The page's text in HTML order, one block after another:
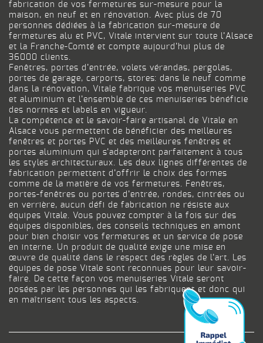
fabrication de vos fermetures sur-mesure pour la
maison, en neuf et en rénovation. Avec plus de 70
personnes dédiées à la fabrication sur-mesure de
fermetures alu et PVC, Vitale intervient sur toute l’Alsace
et la Franche-Comté et compte aujourd’hui plus de
36000 clients.
Fenêtres, portes d’entrée, volets vérandas, pergolas,
portes de garage, carports, stores: dans le neuf comme
dans la rénovation, Vitale fabrique vos menuiseries PVC
et aluminium et l’ensemble de ces menuiseries bénéficie
des normes et labels en vigueur.
La compétence et le savoir-faire artisanal de Vitale en
Alsace vous permettent de bénéficier des meilleures
fenêtres et portes PVC et des meilleures fenêtres et
portes aluminium qui s’adapteront parfaitement à tous
les styles architecturaux. Les deux lignes différentes de
fabrication permettent d’offrir le choix des formes
comme de la matière de vos fermetures. Fenêtres,
portes-fenêtres ou portes d’entrée, rondes, cintrées ou
en verrière, aucun défi de fabrication ne résiste aux
équipes Vitale. Vous pouvez compter à la fois sur des
équipes disponibles, des conseils techniques en amont
pour bien choisir vos fermetures et un service de pose
en interne. Un produit de qualité exige une mise en
œuvre de qualité dans le respect des règles de l’art. Les
équipes de pose Vitale sont reconnues pour leur savoir-
faire. De cette façon vos menuiseries Vitale seront
posées par les personnes qui les fabriquent et donc qui
en maîtrisent tous les aspects.